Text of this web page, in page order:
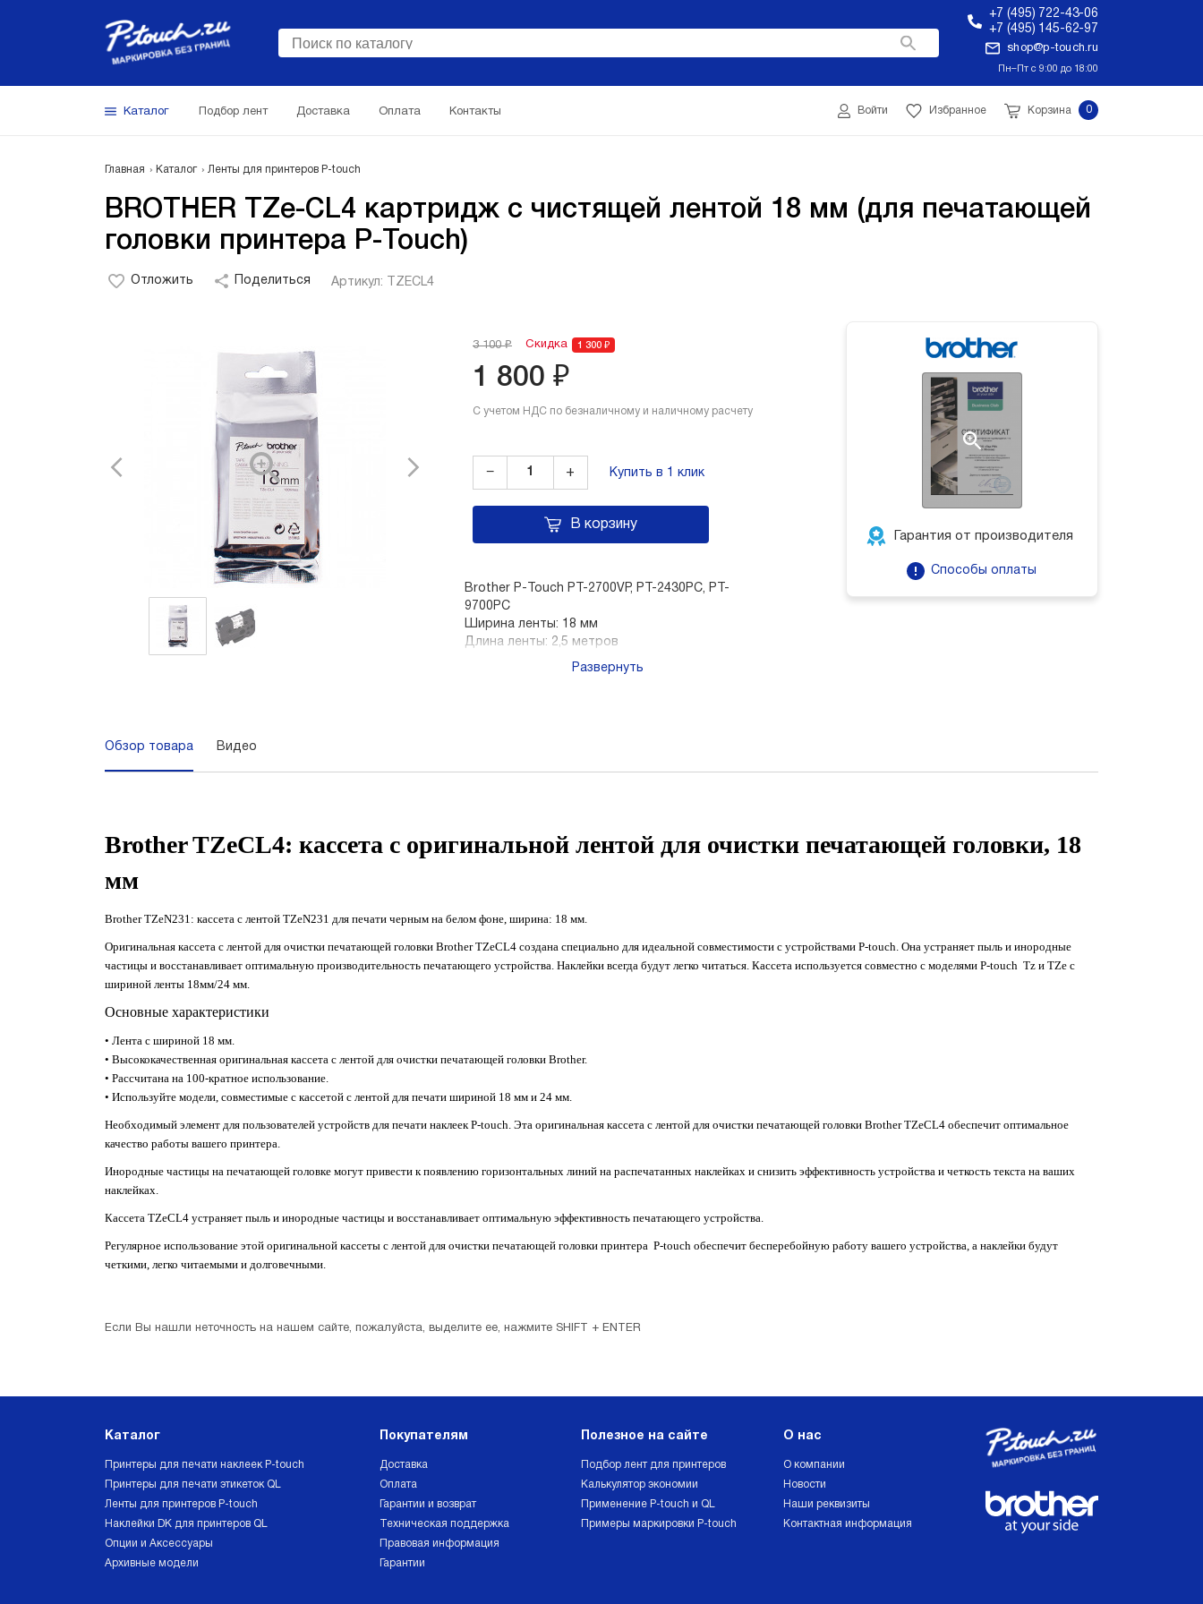
+7 (495) 722-43-06
+7 (495) 145-62-97
shop@p-touch.ru
Пн–Пт с 9:00 до 18:00
Каталог Подбор лент Доставка Оплата Контакты Войти Избранное Корзина 0
Главная Каталог Ленты для принтеров P-touch
BROTHER TZe-CL4 картридж с чистящей лентой 18 мм (для печатающей
головки принтера P-Touch)
Отложить Поделиться Артикул: TZECL4
3 100 ₽ Скидка 1 300 ₽
1 800 ₽
С учетом НДС по безналичному и наличному расчету
− + Купить в 1 клик
В корзину
Brother P-Touch PT-2700VP, PT-2430PC, PT-
9700PC
Ширина ленты: 18 мм
Длина ленты: 2,5 метров
Ресурс ленты: 100 чистящих циклов
Восстанавливает и поддерживает качество
Развернуть
Гарантия от производителя
Способы оплаты
Обзор товара Видео
Brother TZeCL4: кассета с оригинальной лентой для очистки печатающей головки, 18
мм
Brother TZeN231: кассета с лентой TZeN231 для печати черным на белом фоне, ширина: 18 мм.
Оригинальная кассета с лентой для очистки печатающей головки Brother TZeCL4 создана специально для идеальной совместимости с устройствами P-touch. Она устраняет пыль и инородные
частицы и восстанавливает оптимальную производительность печатающего устройства. Наклейки всегда будут легко читаться. Кассета используется совместно с моделями P-touch Tz и TZe с
шириной ленты 18мм/24 мм.
Основные характеристики
• Лента с шириной 18 мм.
• Высококачественная оригинальная кассета с лентой для очистки печатающей головки Brother.
• Рассчитана на 100-кратное использование.
• Используйте модели, совместимые с кассетой с лентой для печати шириной 18 мм и 24 мм.
Необходимый элемент для пользователей устройств для печати наклеек P-touch. Эта оригинальная кассета с лентой для очистки печатающей головки Brother TZeCL4 обеспечит оптимальное
качество работы вашего принтера.
Инородные частицы на печатающей головке могут привести к появлению горизонтальных линий на распечатанных наклейках и снизить эффективность устройства и четкость текста на ваших
наклейках.
Кассета TZeCL4 устраняет пыль и инородные частицы и восстанавливает оптимальную эффективность печатающего устройства.
Регулярное использование этой оригинальной кассеты с лентой для очистки печатающей головки принтера P-touch обеспечит бесперебойную работу вашего устройства, а наклейки будут
четкими, легко читаемыми и долговечными.
Если Вы нашли неточность на нашем сайте, пожалуйста, выделите ее, нажмите SHIFT + ENTER
Каталог
Принтеры для печати наклеек P-touch
Принтеры для печати этикеток QL
Ленты для принтеров P-touch
Наклейки DK для принтеров QL
Опции и Аксессуары
Архивные модели
Покупателям
Доставка
Оплата
Гарантии и возврат
Техническая поддержка
Правовая информация
Гарантии
Полезное на сайте
Подбор лент для принтеров
Калькулятор экономии
Применение P-touch и QL
Примеры маркировки P-touch
О нас
О компании
Новости
Наши реквизиты
Контактная информация